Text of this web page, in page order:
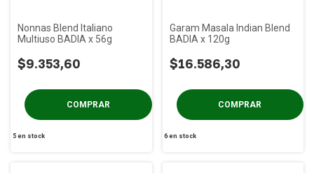
Nonnas Blend Italiano
Multiuso BADIA x 56g
$9.353,60
5en stock
Garam Masala Indian Blend
BADIA x 120g
$16.586,30
6en stock